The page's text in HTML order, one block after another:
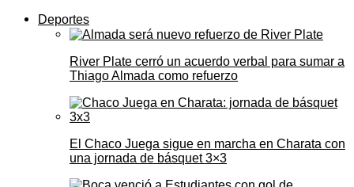
Deportes
River Plate cerró un acuerdo verbal para sumar a
Thiago Almada como refuerzo
El Chaco Juega sigue en marcha en Charata con
una jornada de básquet 3×3